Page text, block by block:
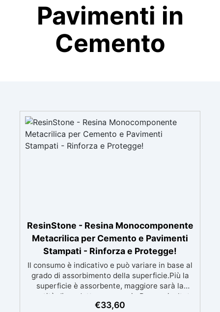
Pavimenti in
Cemento
ResinStone - Resina Monocomponente
Metacrilica per Cemento e Pavimenti
Stampati - Rinforza e Protegge!
Il consumo è indicativo e può variare in base al
grado di assorbimento della superficie.Più la
superficie è assorbente, maggiore sarà la
quantità di prodotto necessaria.Per un risultato
ottimale, consigliamo di acquistare una
€33,60